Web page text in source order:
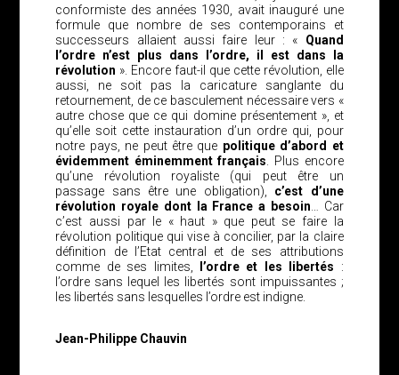
conformiste des années 1930, avait inauguré une
formule que nombre de ses contemporains et
successeurs allaient aussi faire leur : « Quand
l’ordre n’est plus dans l’ordre, il est dans la
révolution ». Encore faut-il que cette révolution, elle
aussi, ne soit pas la caricature sanglante du
retournement, de ce basculement nécessaire vers «
autre chose que ce qui domine présentement », et
qu’elle soit cette instauration d’un ordre qui, pour
notre pays, ne peut être que politique d’abord et
évidemment éminemment français. Plus encore
qu’une révolution royaliste (qui peut être un
passage sans être une obligation), c’est d’une
révolution royale dont la France a besoin… Car
c’est aussi par le « haut » que peut se faire la
révolution politique qui vise à concilier, par la claire
définition de l’Etat central et de ses attributions
comme de ses limites, l’ordre et les libertés :
l’ordre sans lequel les libertés sont impuissantes ;
les libertés sans lesquelles l’ordre est indigne.
Jean-Philippe Chauvin